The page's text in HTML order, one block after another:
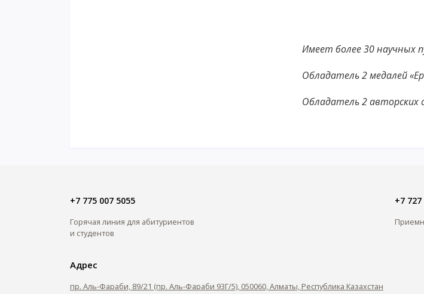
Имеет более 30 научных
Обладатель 2 медалей
Обладатель 2 авторских
+7 775 007 5055
Горячая линия для абитуриентов
и студентов
+7 727
Адрес
пр. Аль-Фараби, 89/21 (пр. Аль-Фараби 93Г/5), 050060, Алматы, Республика Казахстан